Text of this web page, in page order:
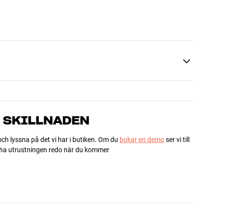
SKILLNADEN
lyssna på det vi har i butiken. Om du bokar en demoser vi till
utrustningen redo när du kommer